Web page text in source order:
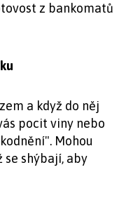
z bankomatů
a když do něj
pocit viny nebo
Mohou
se shýbají, aby